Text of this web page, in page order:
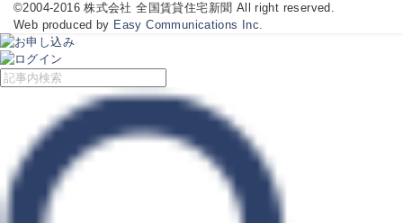
©2004-2016 株式会社 全国賃貸住宅新聞 All right reserved.
Web produced by Easy Communications Inc.